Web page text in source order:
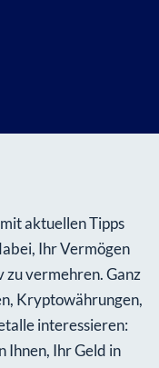
aktuellen Tipps
Ihr Vermögen
zu vermehren. Ganz
Kryptowährungen,
interessieren:
Ihnen, Ihr Geld in